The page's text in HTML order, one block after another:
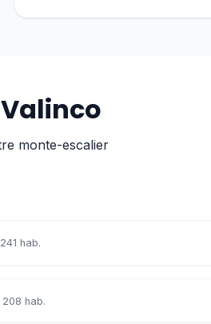
monte-escalier
hab.
208 hab.